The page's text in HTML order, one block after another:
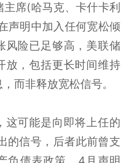
主席(哈马克、卡什卡利
声明中加入任何宽松倾
风险已足够高，美联储
放，包括更长时间维持
而非释放宽松信号。
这可能是向即将上任的
的信号，后者此前曾支